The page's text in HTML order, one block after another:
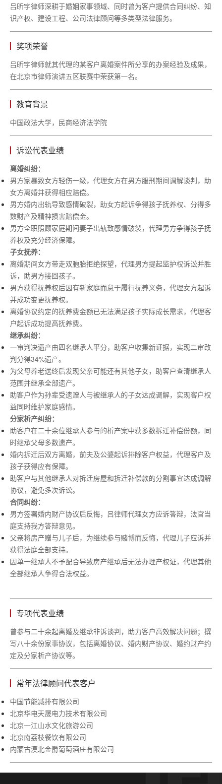
吕昕宇律师深耕于婚姻家事领域、同时曾为客户提供合同纠纷、知
识产权、建设工程、公司法律顾问等多类型法律服务。
奖项荣誉
吕昕宇律师就其代理的某客户离婚案件所分享的办案经验及成果，
在北京市律师演讲五区联赛中荣获第一名。
教育背景
中国政法大学，民商经济法学院
诉讼代表业绩
离婚纠纷：
男方家暴致女方轻伤一级，代理女方在男方服刑期间调解谈判，助
女方离婚并获得相应赔偿。
男方婚内出轨导致感情破裂，助女方起诉争得孩子抚养权、分得多
数财产及精神损害赔偿金。
男方全职照顾家庭期间妻子出轨致感情破裂，代理男方争得孩子抚
养权及充分经济保障。
子女抚养：
离婚期间女方带走双胞胎拒绝探望，代理男方提起监护权诉讼并胜
诉，助男方接回孩子。
男方获得抚养权后因有新家庭而怠于履行抚养义务，代理女方起诉
并成功变更抚养权。
离婚协议约定的抚养费金额已无法满足孩子实际成长需求，代理客
户起诉成功提高抚养费。
继承纠纷：
一审判决遗产由四名继承人平分，助客户收集新证据，实现二审改
判分得34%遗产。
为父母养老送终后发现父亲可能还有其他子女，助客户查清继承人
范围并继承全部遗产。
助客户作为孙辈受遗赠人与被继承人的子女达成调解，实现客户权
益同时维护家庭感情。
分家析产纠纷：
助客户在二十余位继承人参与的析产案中获多数拆迁补偿份额，同
时继承父母多数遗产。
婚内拆迁后双方离婚，前夫及公婆起诉排除客户权益，代理客户及
孩子获得应有保障。
助客户与其他继承人对拆迁房屋和拆迁补偿款的分割事宜达成调解
协议，避免多次诉讼。
合同纠纷：
男方签署婚内财产协议后反悔，吕律师代理女方应诉答辩，法官当
庭支持我方答辩意见。
父亲将房产赠与儿子后，为继续参与赌博而反悔，代理儿子应诉并
获得法庭全部支持。
因单一继承人不予配合导致房产继承后无法办理产权证，代理其他
全部继承人争得合法权益。
专项代表业绩
曾参与二十余起离婚及继承非诉谈判，助力客户高效解决问题；撰
写八十余份家事协议，包括离婚协议、婚内财产协议、婚约财产约
定及分家析产协议等。
常年法律顾问代表客户
中国节能减排有限公司
北京华电天晟电力技术有限公司
北京一江山水文化旅游公司
北京南荔枝餐饮有限公司
内蒙古漠北金爵葡萄酒庄有限公司